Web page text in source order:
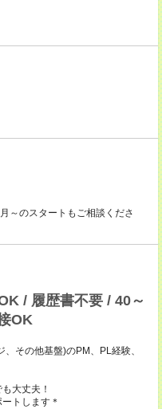
～のスタートもご相談くださ
/ 履歴書不要 / 40～
OK
その他基盤)のPM、PL経験、
大丈夫！
トします＊